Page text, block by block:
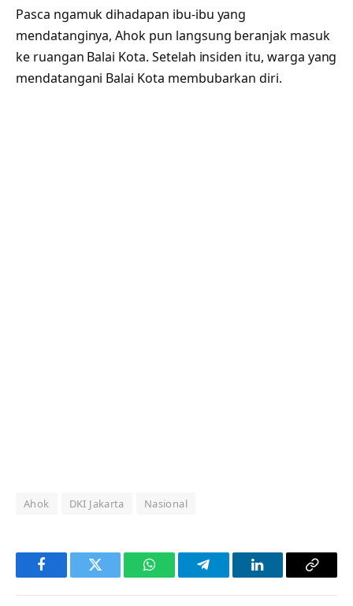
Pasca ngamuk dihadapan ibu-ibu yang
mendatanginya, Ahok pun langsung beranjak masuk
ke ruangan Balai Kota. Setelah insiden itu, warga yang
mendatangani Balai Kota membubarkan diri.
Ahok DKI Jakarta Nasional
FacebookTwitter WhatsAppTelegramLinkedInCopy